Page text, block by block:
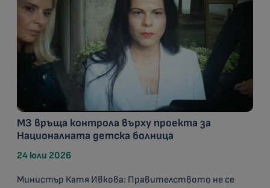
МЗ връща контрола върху проекта за
Националната детска болница
24 юли 2026
Министър Катя Ивкова: Правителството не се